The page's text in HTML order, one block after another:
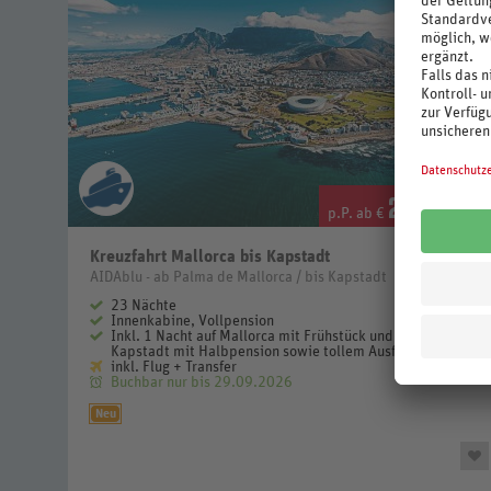
p.P. ab € 2.999.-
Kreuzfahrt Mallorca bis Kapstadt
AIDAblu - ab Palma de Mallorca / bis Kapstadt
23 Nächte
Innenkabine, Vollpension
Inkl. 1 Nacht auf Mallorca mit Frühstück und 2 Nächte in
Kapstadt mit Halbpension sowie tollem Ausflugsprogramm
inkl. Flug + Transfer
Buchbar nur bis 29.09.2026
Neu